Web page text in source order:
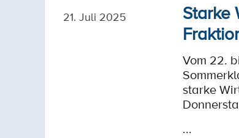
21. Juli 2025
Starke
Vom 22.
starke
...